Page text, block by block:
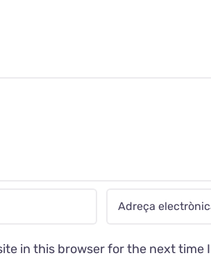
in this browser for the next time